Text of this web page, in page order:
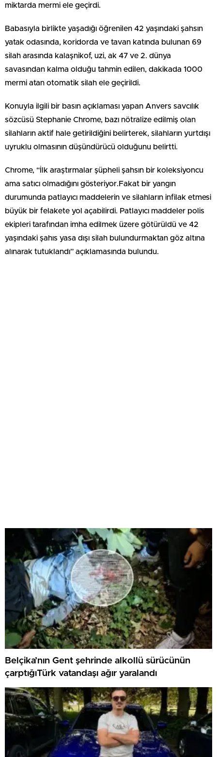
miktarda mermi ele geçirdi.
Babasıyla birlikte yaşadığı öğrenilen 42 yaşındaki şahsın
yatak odasında, koridorda ve tavan katında bulunan 69
silah arasında kalaşnikof, uzi, ak 47 ve 2. dünya
savasından kalma olduğu tahmin edilen, dakikada 1000
mermi atan otomatik silah ele geçirildi.
Konuyla ilgili bir basın açıklaması yapan Anvers savcılık
sözcüsü Stephanie Chrome, bazı nötralize edilmiş olan
silahların aktif hale getirildiğini belirterek, silahların yurtdışı
uyruklu olmasının düşündürücü olduğunu belirtti.
Chrome, “İlk araştırmalar şüpheli şahsın bir koleksiyoncu
ama satıcı olmadığını gösteriyor.Fakat bir yangın
durumunda patlayıcı maddelerin ve silahların infilak etmesi
büyük bir felakete yol açabilirdi. Patlayıcı maddeler polis
ekipleri tarafından imha edilmek üzere götürüldü ve 42
yaşındaki şahıs yasa dışı silah bulundurmaktan göz altına
alınarak tutuklandı” açıklamasında bulundu.
Belçika’nın Gent şehrinde alkollü sürücünün
çarptığıTürk vatandaşı ağır yaralandı